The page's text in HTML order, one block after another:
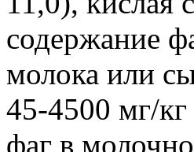
содержание
молока или
45-4500 мг/кг
фаг в